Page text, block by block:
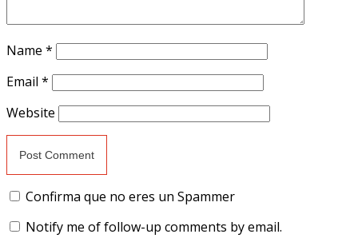
Name *
Email *
Website
Confirma que no eres un Spammer
Notify me of follow-up comments by email.